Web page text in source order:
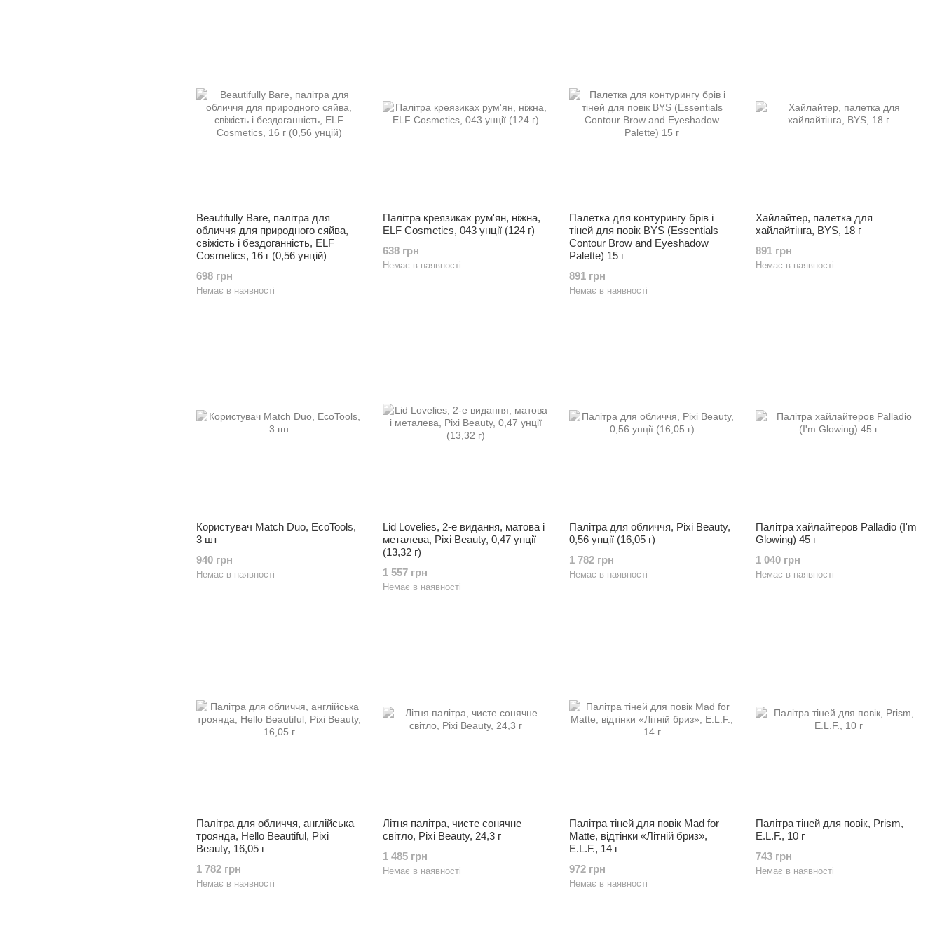
Beautifully Bare, палітра для
обличчя для природного сяйва,
свіжість і бездоганність, ELF
Cosmetics, 16 г (0,56 унцій)
698 грн
Немає в наявності
Палітра креязиках рум'ян, ніжна,
ELF Cosmetics, 043 унції (124 г)
638 грн
Немає в наявності
Палетка для контурингу брів і
тіней для повік BYS (Essentials
Contour Brow and Eyeshadow
Palette) 15 г
891 грн
Немає в наявності
Хайлайтер, палетка для
хайлайтінга, BYS, 18 г
891 грн
Немає в наявності
Користувач Match Duo, EcoTools,
3 шт
940 грн
Немає в наявності
Lid Lovelies, 2-е видання, матова і
металева, Pixi Beauty, 0,47 унції
(13,32 г)
1 557 грн
Немає в наявності
Палітра для обличчя, Pixi Beauty,
0,56 унції (16,05 г)
1 782 грн
Немає в наявності
Палітра хайлайтеров Palladio (I'm
Glowing) 45 г
1 040 грн
Немає в наявності
Палітра для обличчя, англійська
троянда, Hello Beautiful, Pixi
Beauty, 16,05 г
1 782 грн
Немає в наявності
Літня палітра, чисте сонячне
світло, Pixi Beauty, 24,3 г
1 485 грн
Немає в наявності
Палітра тіней для повік Mad for
Matte, відтінки «Літній бриз»,
E.L.F., 14 г
972 грн
Немає в наявності
Палітра тіней для повік, Prism,
E.L.F., 10 г
743 грн
Немає в наявності